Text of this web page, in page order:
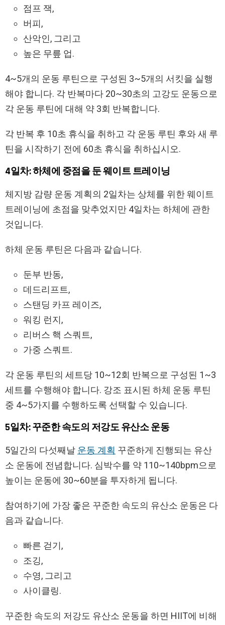
점프 잭,
버피,
산악인, 그리고
높은 무릎 업.
4~5개의 운동 루틴으로 구성된 3~5개의 서킷을 실행
해야 합니다. 각 반복마다 20~30초의 고강도 운동으로
각 운동 루틴에 대해 약 3회 반복합니다.
각 반복 후 10초 휴식을 취하고 각 운동 루틴 후와 새 루
틴을 시작하기 전에 60초 휴식을 취하십시오.
4일차: 하체에 중점을 둔 웨이트 트레이닝
체지방 감량 운동 계획의 2일차는 상체를 위한 웨이트
트레이닝에 초점을 맞추었지만 4일차는 하체에 관한
것입니다.
하체 운동 루틴은 다음과 같습니다.
둔부 반동,
데드리프트,
스탠딩 카프 레이즈,
워킹 런지,
리버스 핵 스쿼트,
가중 스쿼트.
각 운동 루틴의 세트당 10~12회 반복으로 구성된 1~3
세트를 수행해야 합니다. 강조 표시된 하체 운동 루틴
중 4~5가지를 수행하도록 선택할 수 있습니다.
5일차: 꾸준한 속도의 저강도 유산소 운동
5일간의 다섯째날 운동 계획 꾸준하게 진행되는 유산
소 운동에 전념합니다. 심박수를 약 110~140bpm으로
높이는 운동에 30~60분을 투자하게 됩니다.
참여하기에 가장 좋은 꾸준한 속도의 유산소 운동은 다
음과 같습니다.
빠른 걷기,
조깅,
수영, 그리고
사이클링.
꾸준한 속도의 저강도 유산소 운동을 하면 HIIT에 비해